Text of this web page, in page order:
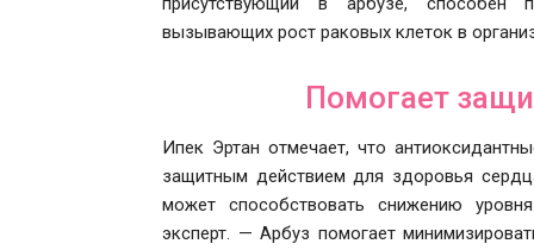
вызывающих рост раковых клеток в
Помогает
Ипек Эртан отмечает, что
защитным действием для здоровья
может способствовать снижению
эксперт. — Арбуз помогает